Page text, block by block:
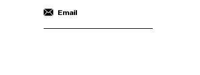
Email